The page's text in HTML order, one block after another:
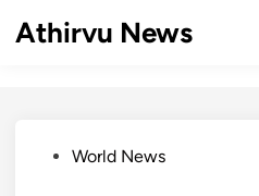
Athirvu News
PostedWorld News